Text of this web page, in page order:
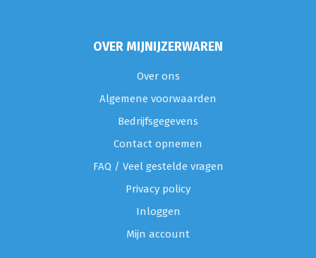
OVER MIJNIJZERWAREN
Over ons
Algemene voorwaarden
Bedrijfsgegevens
Contact opnemen
FAQ / Veel gestelde vragen
Privacy policy
Inloggen
Mijn account